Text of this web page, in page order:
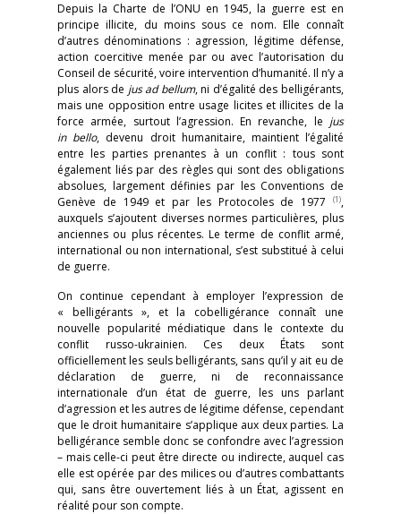
Depuis la Charte de l’ONU en 1945, la guerre est en
principe illicite, du moins sous ce nom. Elle connaît
d’autres dénominations : agression, légitime défense,
action coercitive menée par ou avec l’autorisation du
Conseil de sécurité, voire intervention d’humanité. Il n’y a
plus alors de jus ad bellum, ni d’égalité des belligérants,
mais une opposition entre usage licites et illicites de la
force armée, surtout l’agression. En revanche, le jus
in bello, devenu droit humanitaire, maintient l’égalité
entre les parties prenantes à un conflit : tous sont
également liés par des règles qui sont des obligations
absolues, largement définies par les Conventions de
Genève de 1949 et par les Protocoles de 1977
(1),
auxquels s’ajoutent diverses normes particulières, plus
anciennes ou plus récentes. Le terme de conflit armé,
international ou non international, s’est substitué à celui
de guerre.
On continue cependant à employer l’expression de
« belligérants », et la cobelligérance connaît une
nouvelle popularité médiatique dans le contexte du
conflit russo-ukrainien. Ces deux États sont
officiellement les seuls belligérants, sans qu’il y ait eu de
déclaration de guerre, ni de reconnaissance
internationale d’un état de guerre, les uns parlant
d’agression et les autres de légitime défense, cependant
que le droit humanitaire s’applique aux deux parties. La
belligérance semble donc se confondre avec l’agression
– mais celle-ci peut être directe ou indirecte, auquel cas
elle est opérée par des milices ou d’autres combattants
qui, sans être ouvertement liés à un État, agissent en
réalité pour son compte.